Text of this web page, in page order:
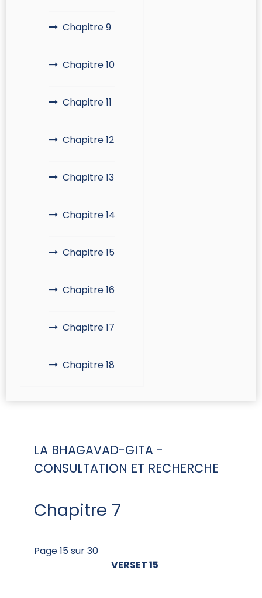
Chapitre 9
Chapitre 10
Chapitre 11
Chapitre 12
Chapitre 13
Chapitre 14
Chapitre 15
Chapitre 16
Chapitre 17
Chapitre 18
LA BHAGAVAD-GITA -
CONSULTATION ET RECHERCHE
Chapitre 7
Page 15 sur 30
VERSET 15